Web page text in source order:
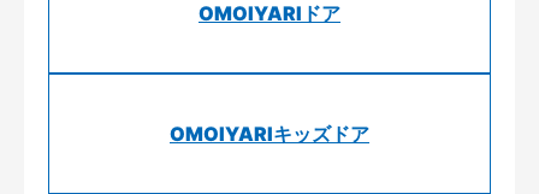
OMOIYARIドア
OMOIYARIキッズドア